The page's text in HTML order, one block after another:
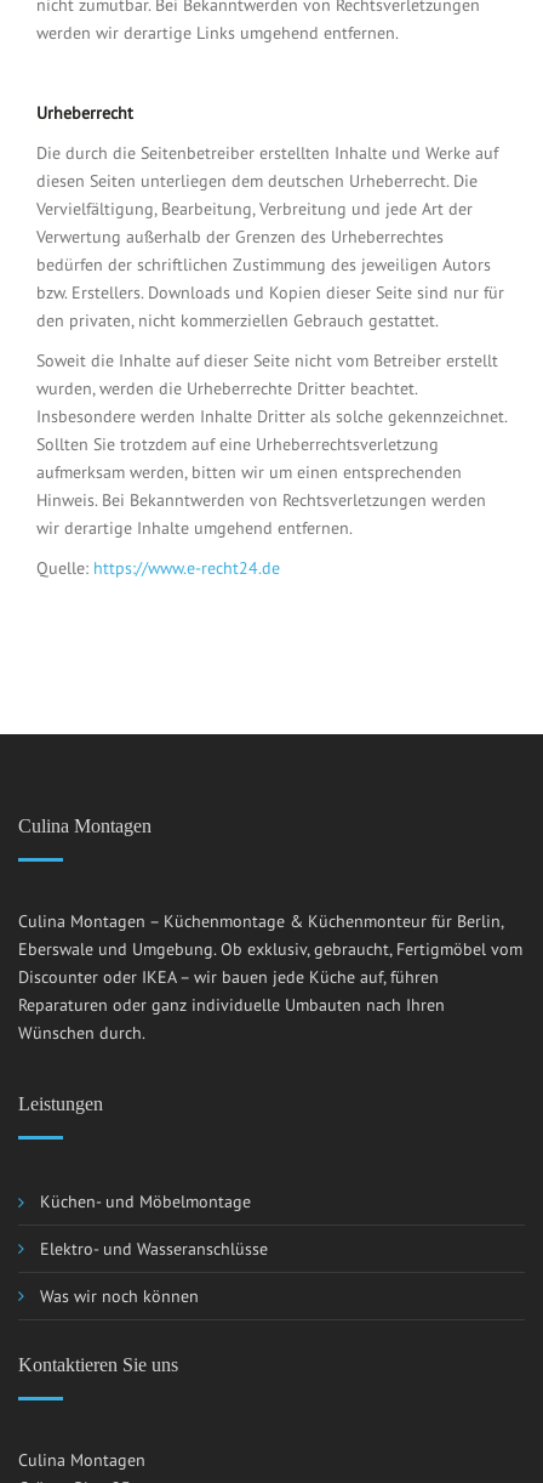
nicht zumutbar. Bei Bekanntwerden von Rechtsverletzungen
werden wir derartige Links umgehend entfernen.
Urheberrecht
Die durch die Seitenbetreiber erstellten Inhalte und Werke auf
diesen Seiten unterliegen dem deutschen Urheberrecht. Die
Vervielfältigung, Bearbeitung, Verbreitung und jede Art der
Verwertung außerhalb der Grenzen des Urheberrechtes
bedürfen der schriftlichen Zustimmung des jeweiligen Autors
bzw. Erstellers. Downloads und Kopien dieser Seite sind nur für
den privaten, nicht kommerziellen Gebrauch gestattet.
Soweit die Inhalte auf dieser Seite nicht vom Betreiber erstellt
wurden, werden die Urheberrechte Dritter beachtet.
Insbesondere werden Inhalte Dritter als solche gekennzeichnet.
Sollten Sie trotzdem auf eine Urheberrechtsverletzung
aufmerksam werden, bitten wir um einen entsprechenden
Hinweis. Bei Bekanntwerden von Rechtsverletzungen werden
wir derartige Inhalte umgehend entfernen.
Quelle: https://www.e-recht24.de
Culina Montagen
Culina Montagen – Küchenmontage & Küchenmonteur für Berlin,
Eberswale und Umgebung. Ob exklusiv, gebraucht, Fertigmöbel vom
Discounter oder IKEA – wir bauen jede Küche auf, führen
Reparaturen oder ganz individuelle Umbauten nach Ihren
Wünschen durch.
Leistungen
Küchen- und Möbelmontage
Elektro- und Wasseranschlüsse
Was wir noch können
Kontaktieren Sie uns
Culina Montagen